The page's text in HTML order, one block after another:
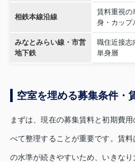
相鉄本線沿線
賃料重視の
身・カップ
みなとみらい線・市営
地下鉄
職住近接志
単身層
空室を埋める募集条件・
まずは、現在の募集賃料と初期費
べて整理することが重要です。賃
の水準が続きやすいため、いきな